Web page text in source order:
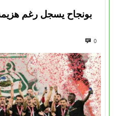
بونجاح يسجل رغم
0